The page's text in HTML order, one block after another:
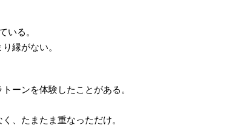
いる。
縁がない。
ーンを体験したことがある。
、たまたま重なっただけ。